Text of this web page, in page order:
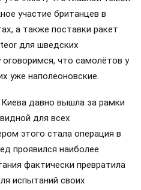
участие британцев в
а также поставки ракет
для шведских
оговоримся, что самолётов у
уже наполеоновские.
давно вышла за рамки
для всех
этого стала операция в
проявился наиболее
фактически превратила
испытаний своих